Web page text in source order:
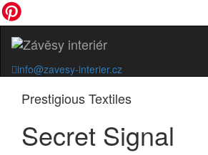
info@zavesy-interier.cz
Prestigious Textiles
Secret Signal